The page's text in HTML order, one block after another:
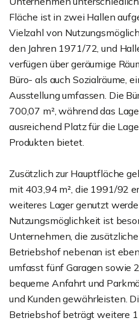
Fläche ist in zwei Hallen
Vielzahl von
den Jahren 1971/72, und
verfügen über geräumige
Büro- als auch Sozialräume,
Ausstellung umfassen. Die
700,07 m², während das
ausreichend Platz für die
Produkten bietet.
Zusätzlich zur Hauptfläche
mit 403,94 m², die 1991/92
weiteres Lager genutzt
Nutzungsmöglichkeit ist
Unternehmen, die
Betriebshof nebenan ist
umfasst fünf Garagen sowie
bequeme Anfahrt und
und Kunden gewährleisten.
Betriebshof beträgt weitere